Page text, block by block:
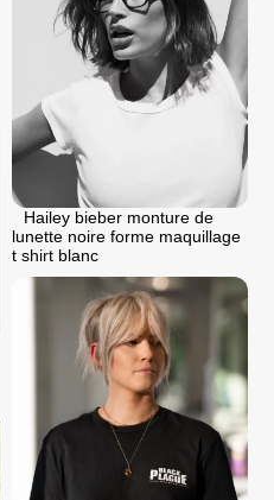
Hailey bieber monture de
lunette noire forme maquillage
t shirt blanc